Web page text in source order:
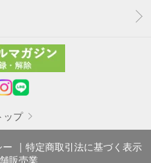
ップ
特定商取引法に基づく表示
販売業